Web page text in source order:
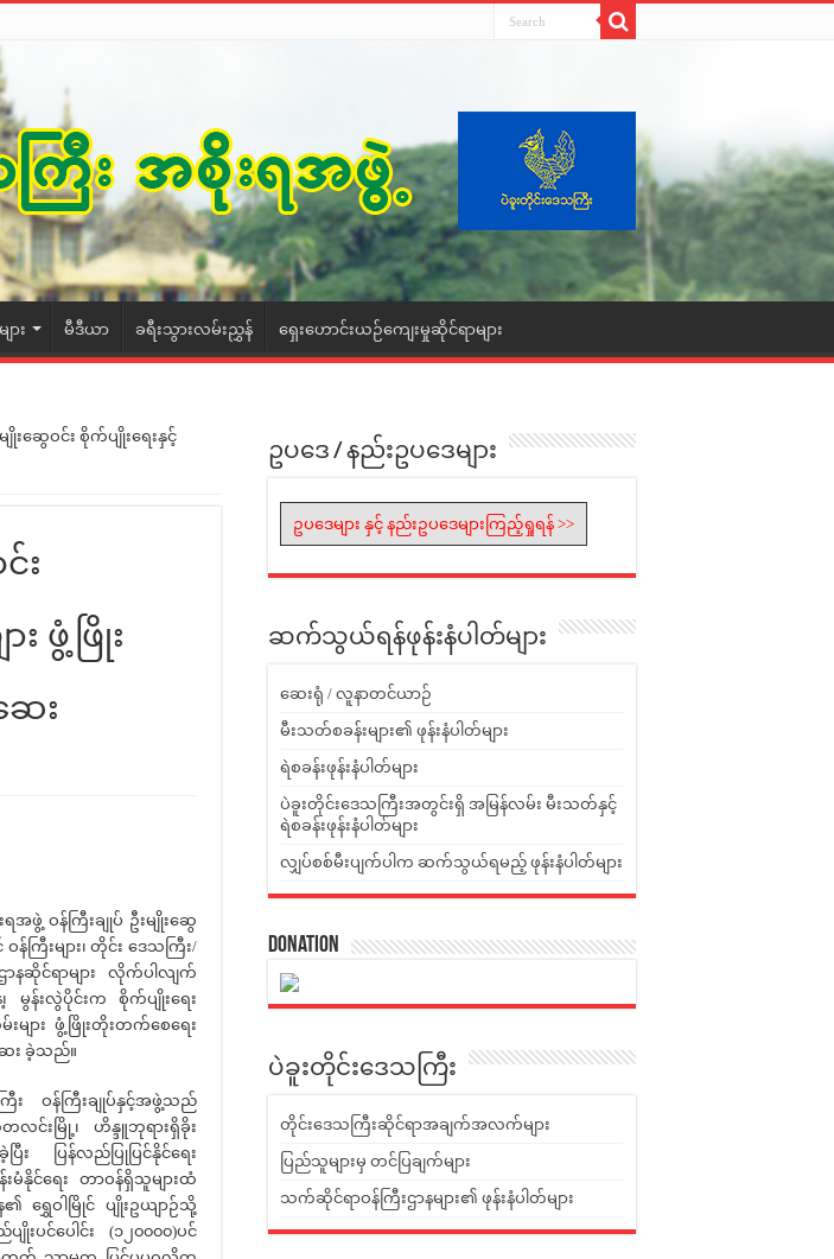
ား မီဒီယာ ခရီးသွားလမ်းညွှန် ရှေးဟောင်းယဉ်ကျေးမှုဆိုင်ရာများ
ျိုးဆွေဝင်း စိုက်ပျိုးရေးနှင့်
း
ဖွံ့ဖြိုး
ေး
အဖွဲ့ ဝန်ကြီးချုပ် ဦးမျိုးဆွေ
ကြီးများ၊ တိုင်း ဒေသကြီး/
ဆိုင်ရာများ လိုက်ပါလျက်
၊ မွန်းလွဲပိုင်းက စိုက်ပျိုးရေး
ျား ဖွံ့ဖြိုးတိုးတက်စေရေး
း ခဲ့သည်။
ြီး ဝန်ကြီးချုပ်နှင့်အဖွဲ့သည်
င်းမြို့၊ ဟိန္ဒူဘုရားရှိခိုး
း ပြန်လည်ပြုပြင်နိုင်ရေး
မံနိုင်ရေး တာဝန်ရှိသူများထံ
ရွှေဝါမြိုင် ပျိုးဥယျာဉ်သို့
းပင်ပေါင်း (၁၂၀၀၀၀)ပင်
ဥပဒေ / နည်းဥပဒေများ
ဥပဒေများ နှင့် နည်းဥပဒေများကြည့်ရှုရန် >>
ဆက်သွယ်ရန်ဖုန်းနံပါတ်များ
ဆေးရုံ / လူနာတင်ယာဉ်
မီးသတ်စခန်းများ၏ ဖုန်းနံပါတ်များ
ရဲစခန်းဖုန်းနံပါတ်များ
ပဲခူးတိုင်းဒေသကြီးအတွင်းရှိ အမြန်လမ်း မီးသတ်နှင့်
ရဲစခန်းဖုန်းနံပါတ်များ
လျှပ်စစ်မီးပျက်ပါက ဆက်သွယ်ရမည့် ဖုန်းနံပါတ်များ
Donation
ပဲခူးတိုင်းဒေသကြီး
တိုင်းဒေသကြီးဆိုင်ရာအချက်အလက်များ
ပြည်သူများမှ တင်ပြချက်များ
သက်ဆိုင်ရာဝန်ကြီးဌာနများ၏ ဖုန်းနံပါတ်များ